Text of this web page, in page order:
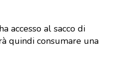
accesso al sacco di
quindi consumare una